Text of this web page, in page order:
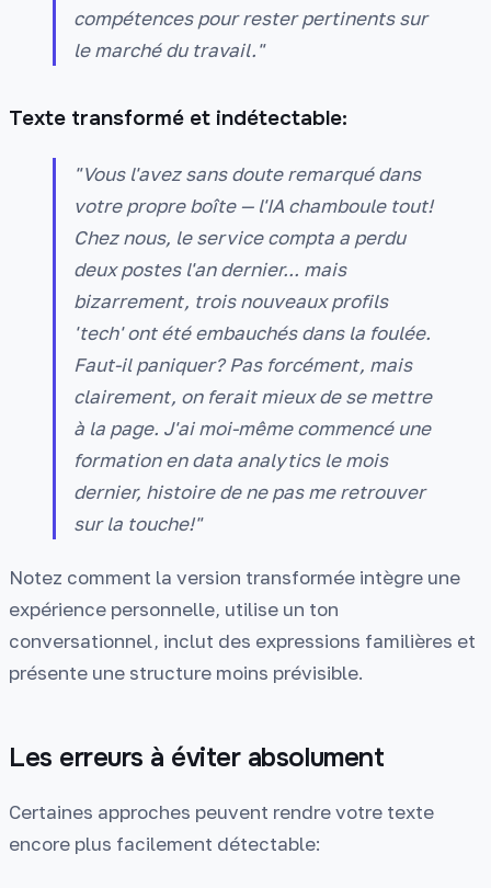
compétences pour rester pertinents sur
le marché du travail."
Texte transformé et indétectable:
"Vous l'avez sans doute remarqué dans
votre propre boîte — l'IA chamboule tout!
Chez nous, le service compta a perdu
deux postes l'an dernier... mais
bizarrement, trois nouveaux profils
'tech' ont été embauchés dans la foulée.
Faut-il paniquer? Pas forcément, mais
clairement, on ferait mieux de se mettre
à la page. J'ai moi-même commencé une
formation en data analytics le mois
dernier, histoire de ne pas me retrouver
sur la touche!"
Notez comment la version transformée intègre une
expérience personnelle, utilise un ton
conversationnel, inclut des expressions familières et
présente une structure moins prévisible.
Les erreurs à éviter absolument
Certaines approches peuvent rendre votre texte
encore plus facilement détectable: